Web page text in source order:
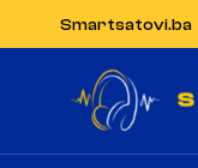
Smartsatovi.ba